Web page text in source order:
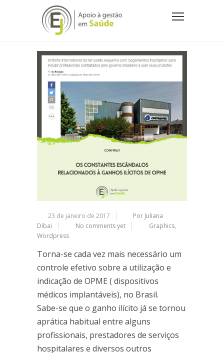
23 de janeiro de 2017
Por Juliana
Dibai
No comments yet Graphics,
Wordpress
Torna-se cada vez mais necessário um
controle efetivo sobre a utilização e
indicação de OPME ( dispositivos
médicos implantáveis), no Brasil.
Sabe-se que o ganho ilícito já se tornou
aprática habitual entre alguns
profissionais, prestadores de serviços
hospitalares e diversos outros